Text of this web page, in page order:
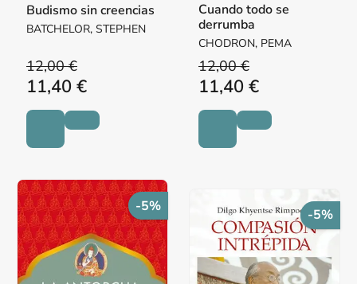
Budismo sin creencias
BATCHELOR, STEPHEN
12,00 €
11,40 €
Cuando todo se
derrumba
CHODRON, PEMA
12,00 €
11,40 €
-5%
-5%